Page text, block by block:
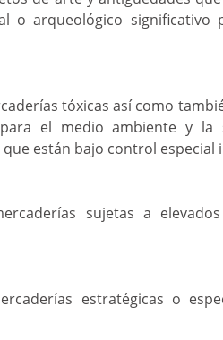
o arqueológico significativo
tóxicas así como
el medio ambiente y la
están bajo control especial
sujetas a
estratégicas o